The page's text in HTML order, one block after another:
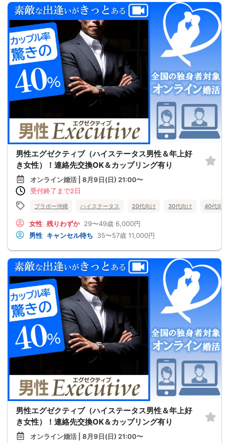
男性エグゼクティブ（ハイステータス男性＆年上好
き女性）！連絡先交換OK＆カップリング有り
オンライン婚活 | 8月9日(日) 21:00〜
受付終了まで2日
ブラボー沖縄 ハイステータス 20代向け 30代向け 40代向け
女性 残りわずか 29〜49歳 6,000円
男性 キャンセル待ち 35〜57歳 11,000円
男性エグゼクティブ（ハイステータス男性＆年上好
き女性）！連絡先交換OK＆カップリング有り
オンライン婚活 | 8月9日(日) 21:00〜